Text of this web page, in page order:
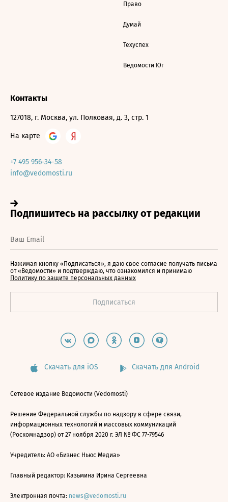
Право
Думай
Техуспех
Ведомости Юг
Контакты
127018, г. Москва, ул. Полковая, д. 3, стр. 1
На карте
+7 495 956-34-58
info@vedomosti.ru
Нажимая кнопку «Подписаться», я даю свое согласие получать письма
от «Ведомости» и подтверждаю, что ознакомился и принимаю
Политику по защите персональных данных
Скачать для iOS Скачать для Android
Сетевое издание Ведомости (Vedomosti)
Решение Федеральной службы по надзору в сфере связи,
информационных технологий и массовых коммуникаций
(Роскомнадзор) от 27 ноября 2020 г. ЭЛ № ФС 77-79546
Учредитель: АО «Бизнес Ньюс Медиа»
Главный редактор: Казьмина Ирина Сергеевна
Электронная почта: news@vedomosti.ru